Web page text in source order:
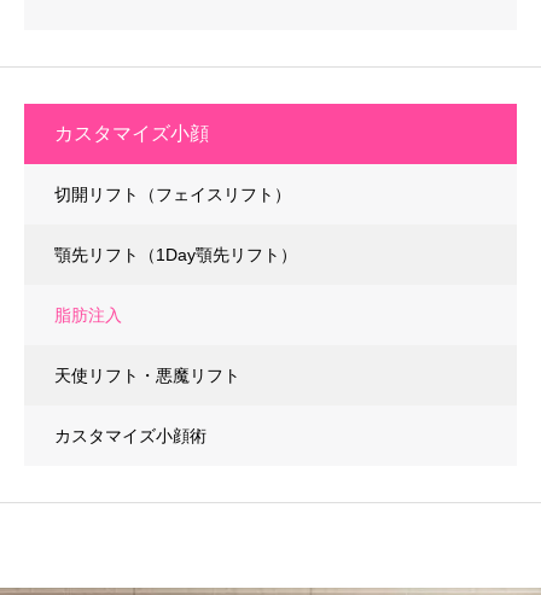
カスタマイズ小顔
切開リフト（フェイスリフト）
顎先リフト（1Day顎先リフト）
脂肪注入
天使リフト・悪魔リフト
カスタマイズ小顔術